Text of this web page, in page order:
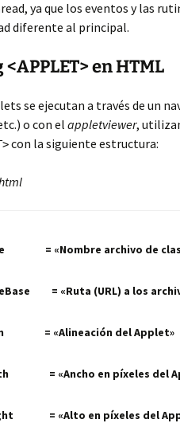
ya que los eventos y las
diferente al principal.
<APPLET> en HTML
se ejecutan a través de un
o con elappletviewer,
con la siguiente estructura:
= «Nombre archivo de
= «Ruta (URL) a los
= «Alineación del Applet»
= «Ancho en píxeles del
= «Alto en píxeles del